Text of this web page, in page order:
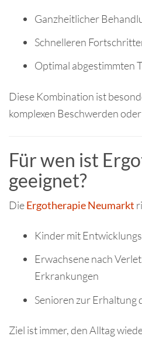
Ganzheitlicher
Schnelleren
Optimal abgestimmten
Diese Kombination ist
komplexen Beschwerden
Für wen ist
geeignet?
DieErgotherapie Neumarkt
Kinder mit
Erwachsene nach
Erkrankungen
Senioren zur Erhaltung
Ziel ist immer, den Alltag